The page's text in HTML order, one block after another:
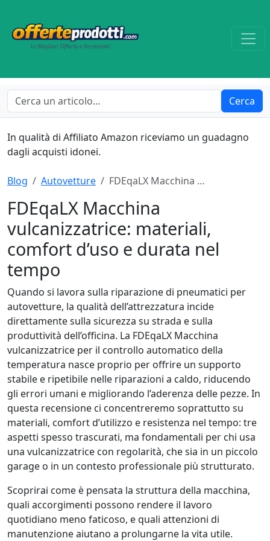
Cerca
In qualità di Affiliato Amazon riceviamo un guadagno
dagli acquisti idonei.
Blog Autovetture FDEqaLX Macchina …
FDEqaLX Macchina
vulcanizzatrice: materiali,
comfort d’uso e durata nel
tempo
Quando si lavora sulla riparazione di pneumatici per
autovetture, la qualità dell’attrezzatura incide
direttamente sulla sicurezza su strada e sulla
produttività dell’officina. La FDEqaLX Macchina
vulcanizzatrice per il controllo automatico della
temperatura nasce proprio per offrire un supporto
stabile e ripetibile nelle riparazioni a caldo, riducendo
gli errori umani e migliorando l’aderenza delle pezze. In
questa recensione ci concentreremo soprattutto su
materiali, comfort d’utilizzo e resistenza nel tempo: tre
aspetti spesso trascurati, ma fondamentali per chi usa
una vulcanizzatrice con regolarità, che sia in un piccolo
garage o in un contesto professionale più strutturato.
Scoprirai come è pensata la struttura della macchina,
quali accorgimenti possono rendere il lavoro
quotidiano meno faticoso, e quali attenzioni di
manutenzione aiutano a prolungarne la vita utile.